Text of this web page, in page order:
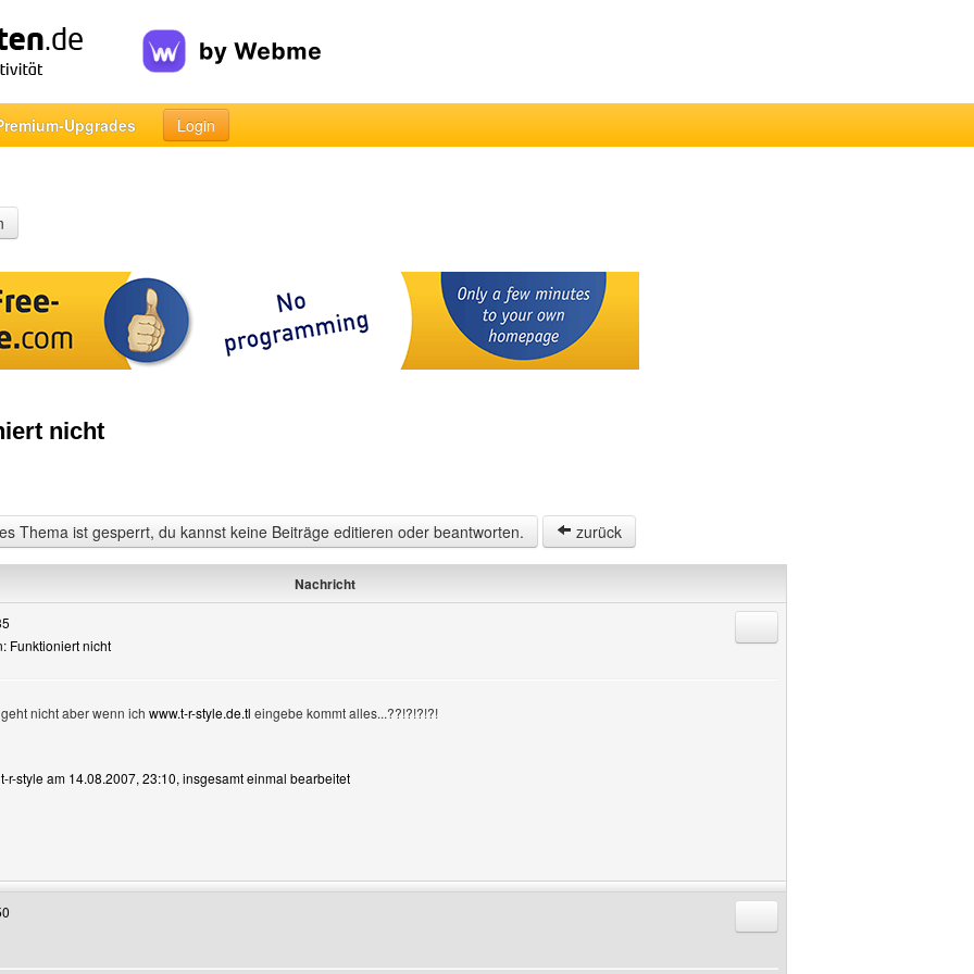
Upgrades Login
nicht
Thema ist gesperrt, du kannst keine Beiträge editieren oder beantworten. zurück
Nachricht
Funktioniert nicht
geht nicht aber wenn ich www.t-r-style.de.tl eingebe kommt alles...??!?!?!?!
r-style am 14.08.2007, 23:10, insgesamt einmal bearbeitet
besuchen: t-r-style